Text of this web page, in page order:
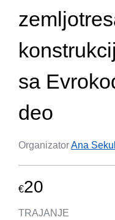
sa
deo
OrganizatorAna
€20
TRAJANJE